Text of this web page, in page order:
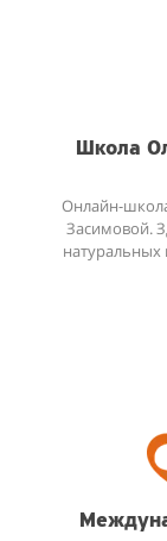
Школа
Онлайн-
Засимовой.
натуральных